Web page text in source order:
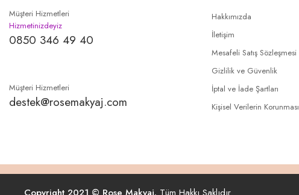
Müşteri Hizmetleri
Hizmetinizdeyiz
0850 346 49 40
Müşteri Hizmetleri
destek@rosemakyaj.com
Hakkımızda
İletişim
Mesafeli Satış Sözleşmesi
Gizlilik ve Güvenlik
İptal ve İade Şartları
Kişisel Verilerin Korunması